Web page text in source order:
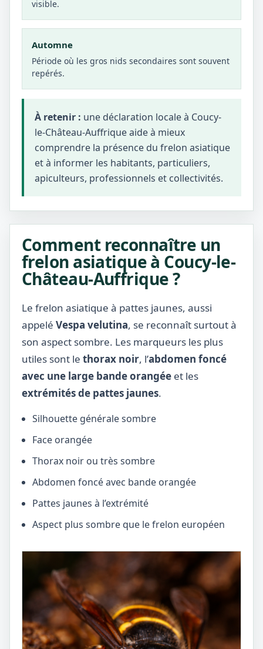
visible.
Automne
Période où les gros nids secondaires sont souvent
repérés.
À retenir : une déclaration locale à Coucy-
le-Château-Auffrique aide à mieux
comprendre la présence du frelon asiatique
et à informer les habitants, particuliers,
apiculteurs, professionnels et collectivités.
Comment reconnaître un
frelon asiatique à Coucy-le-
Château-Auffrique ?
Le frelon asiatique à pattes jaunes, aussi
appelé Vespa velutina, se reconnaît surtout à
son aspect sombre. Les marqueurs les plus
utiles sont le thorax noir, l’abdomen foncé
avec une large bande orangée et les
extrémités de pattes jaunes.
Silhouette générale sombre
Face orangée
Thorax noir ou très sombre
Abdomen foncé avec bande orangée
Pattes jaunes à l’extrémité
Aspect plus sombre que le frelon européen